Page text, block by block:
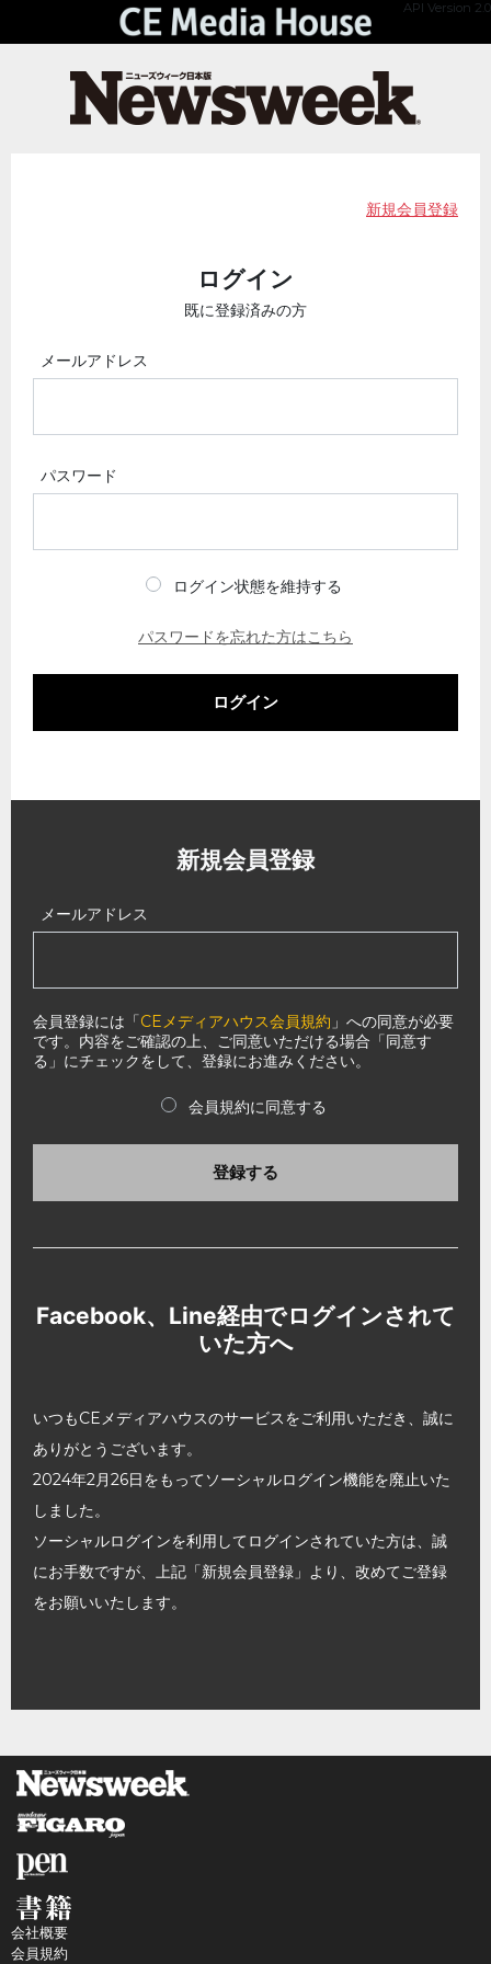
API Version 2.0
新規会員登録
ログイン
既に登録済みの方
メールアドレス
パスワード
ログイン状態を維持する
パスワードを忘れた方はこちら
ログイン
新規会員登録
メールアドレス
会員登録には「CEメディアハウス会員規約 」への同意が必要
です。内容をご確認の上、ご同意いただける場合「同意す
る」にチェックをして、登録にお進みください。
会員規約に同意する
登録する
Facebook、Line経由でログインされて
いた方へ
いつもCEメディアハウスのサービスをご利用いただき、誠に
ありがとうございます。
2024年2月26日をもってソーシャルログイン機能を廃止いた
しました。
ソーシャルログインを利用してログインされていた方は、誠
にお手数ですが、上記「新規会員登録」より、改めてご登録
をお願いいたします。
会社概要
会員規約